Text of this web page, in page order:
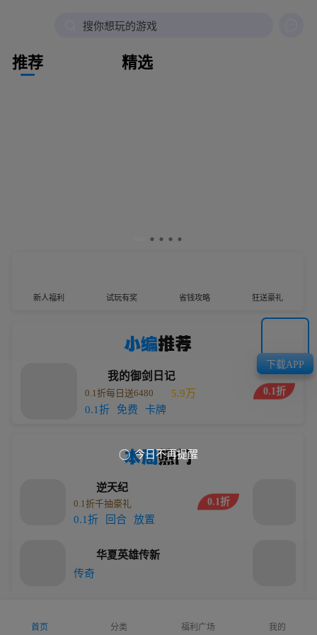
搜你想玩的游戏
推荐 精选
新人福利 试玩有奖 省钱攻略 狂送豪礼
小编推荐
我的御剑日记
0.1折每日送6480
5.9万
0.1折
免费 卡牌
0.1折
本周热门
逆天纪
0.1折千抽豪礼
0.1折 回合 放置
0.1折
华夏英雄传新
传奇
免费版每日代金
下载APP
 今日不再提醒
首页 分类 福利广场 我的